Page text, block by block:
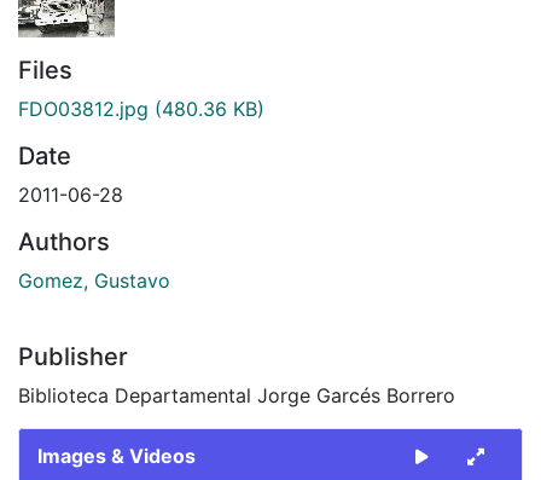
Files
FDO03812.jpg (480.36 KB)
Date
2011-06-28
Authors
Gomez, Gustavo
Publisher
Biblioteca Departamental Jorge Garcés Borrero
Images & Videos